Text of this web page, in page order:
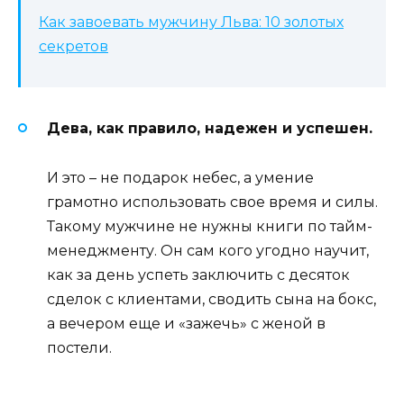
Как завоевать мужчину Льва: 10 золотых
секретов
Дева, как правило, надежен и успешен.
И это – не подарок небес, а умение
грамотно использовать свое время и силы.
Такому мужчине не нужны книги по тайм-
менеджменту. Он сам кого угодно научит,
как за день успеть заключить с десяток
сделок с клиентами, сводить сына на бокс,
а вечером еще и «зажечь» с женой в
постели.